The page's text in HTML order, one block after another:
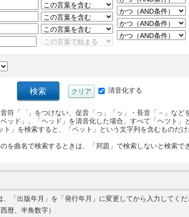
清音化する
符「゜」をつけない、促音「っ」「ッ」・長音「－」など
ッド」、「ヘッド」を清音化した場合、すべて「ヘツト」
ト」を検索すると、「ペット」という文字列を含むものだ
を曲名で検索するときは、「邦題」で検索しないと検索で
「出版年月」を「発行年月」に変更してから入力してくだ
暦、半角数字）